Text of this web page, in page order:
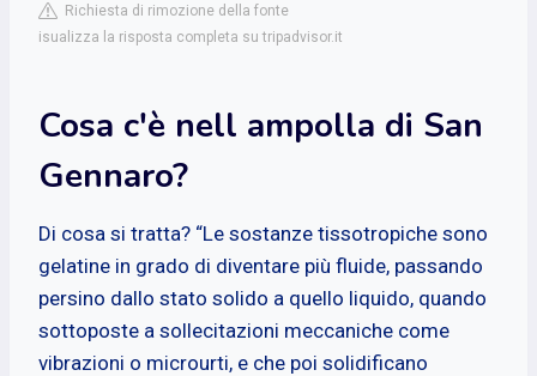
Richiesta di rimozione della fonte
isualizza la risposta completa su tripadvisor.it
Cosa c'è nell ampolla di San
Gennaro?
Di cosa si tratta? “Le sostanze tissotropiche sono
gelatine in grado di diventare più fluide, passando
persino dallo stato solido a quello liquido, quando
sottoposte a sollecitazioni meccaniche come
vibrazioni o microurti, e che poi solidificano